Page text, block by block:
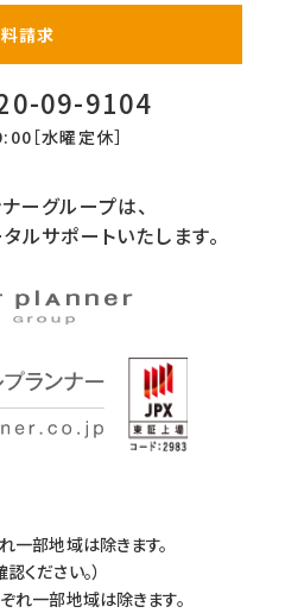
請求
09-9104
［水曜定休］
ーグループは、
ルサポートいたします。
一部地域は除きます。
ください。）
れ一部地域は除きます。